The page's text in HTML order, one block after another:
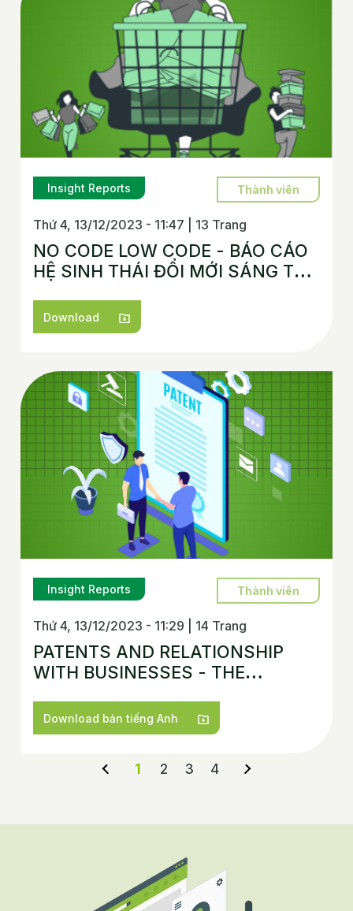
Insight Reports Thành viên
Thứ 4, 13/12/2023 - 11:47 13 Trang
NO CODE LOW CODE - BÁO CÁO
HỆ SINH THÁI ĐỔI MỚI SÁNG TẠO
Download
Insight Reports Thành viên
Thứ 4, 13/12/2023 - 11:29 14 Trang
PATENTS AND RELATIONSHIP
WITH BUSINESSES - THE
ECOSYSTEMREPORT 2023
Download bản tiếng Anh
1 2 3 4